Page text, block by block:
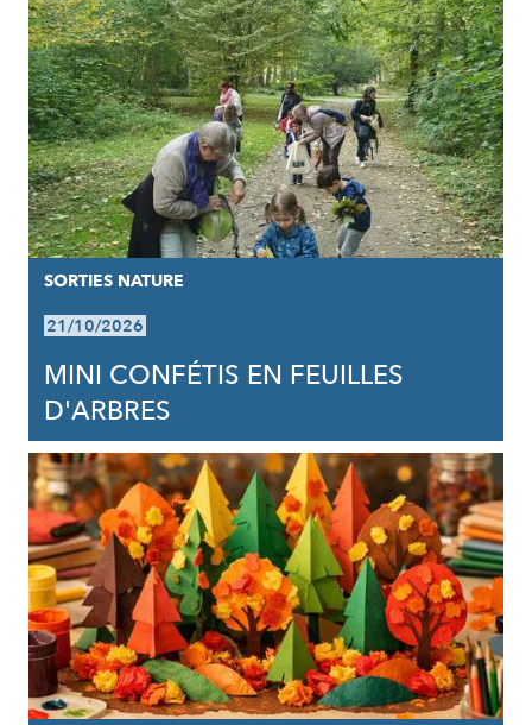
SORTIES NATURE
21/10/2026
MINI CONFÉTIS EN FEUILLES
D'ARBRES